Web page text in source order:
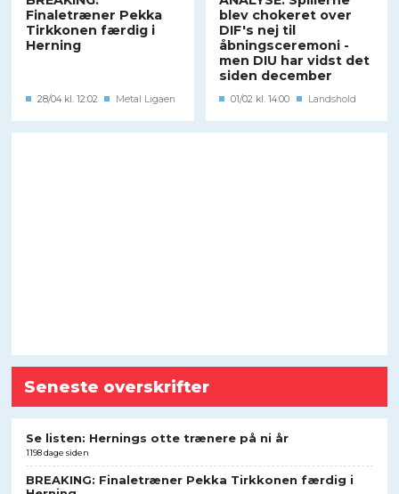
Finaletræner Pekka
Tirkkonen færdig i
Herning
28/04 kl. 12:02 Metal Ligaen
blev chokeret over
DIF's nej til
åbningsceremoni -
men DIU har vidst det
siden december
01/02 kl. 14:00 Landshold
Seneste overskrifter
Se listen: Hernings otte trænere på ni år
1198 dage siden
BREAKING: Finaletræner Pekka Tirkkonen færdig i